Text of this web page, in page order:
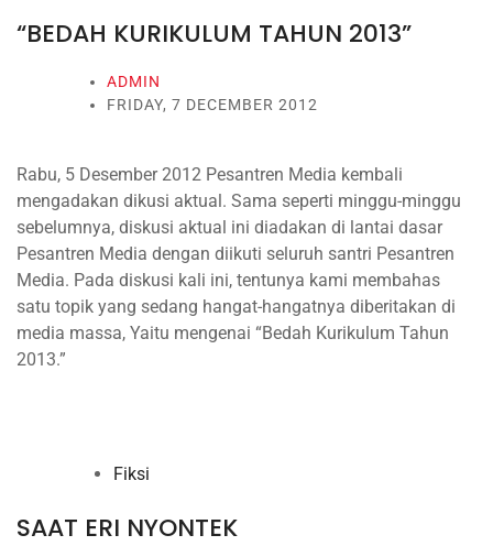
“BEDAH KURIKULUM TAHUN 2013”
ADMIN
FRIDAY, 7 DECEMBER 2012
Rabu, 5 Desember 2012 Pesantren Media kembali
mengadakan dikusi aktual. Sama seperti minggu-minggu
sebelumnya, diskusi aktual ini diadakan di lantai dasar
Pesantren Media dengan diikuti seluruh santri Pesantren
Media. Pada diskusi kali ini, tentunya kami membahas
satu topik yang sedang hangat-hangatnya diberitakan di
media massa, Yaitu mengenai “Bedah Kurikulum Tahun
2013.”
Fiksi
SAAT ERI NYONTEK